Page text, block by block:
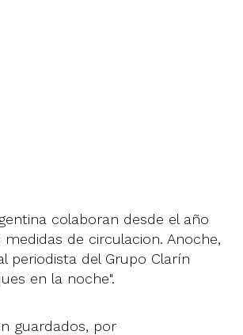
colaboran desde el año
de circulacion. Anoche,
periodista del Grupo Clarín
en la noche".
guardados, por